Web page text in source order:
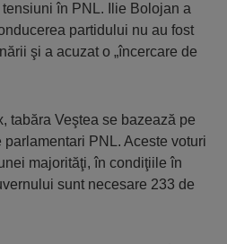
în PNL. Ilie Bolojan a
partidului nu au fost
şi a acuzat o „încercare de
tabăra Veştea se bazează pe
PNL. Aceste voturi
majorităţi, în condiţiile în
sunt necesare 233 de